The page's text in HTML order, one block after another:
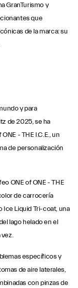
GranTurismo y
que
de la marca: su
y para
de 2025, se ha
- THE I.C.E., un
de personalización
ONE of ONE - THE
de carrocería
Liquid Tri-coat, una
lago helado en el
específicos y
de aire laterales,
con pinzas de